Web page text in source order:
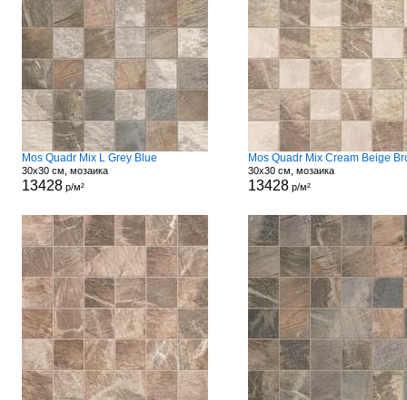
Mos Quadr Mix L Grey Blue
30x30 см, мозаика
13428р/м²
Mos Quadr Mix Cream Beige
30x30 см, мозаика
13428р/м²